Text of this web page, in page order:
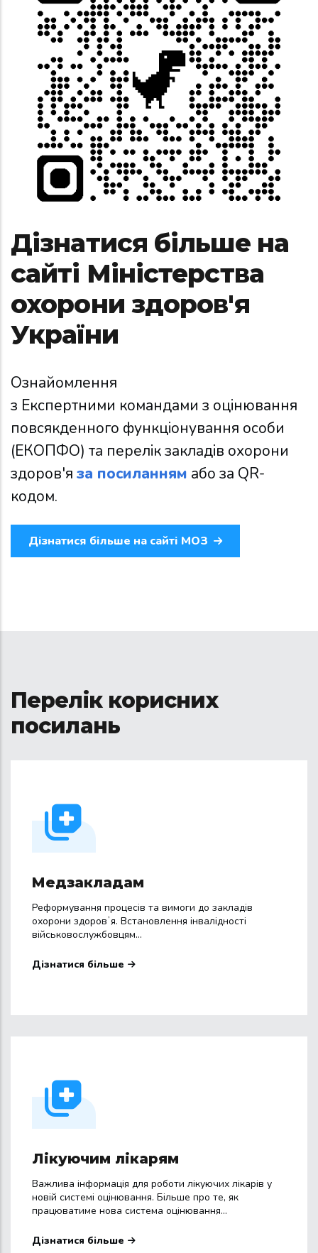
Дізнатися більше на
сайті Міністерства
охорони здоров'я
України
Ознайомлення
з Експертними командами з оцінювання
повсякденного функціонування особи
(ЕКОПФО) та перелік закладів охорони
здоров'я за посиланням або за QR-
кодом.
Дізнатися більше на сайті МОЗ
Перелік корисних
посилань
Медзакладам
Реформування процесів та вимоги до закладів
охорони здоровʼя. Встановлення інвалідності
військовослужбовцям...
Дізнатися більше
Лікуючим лікарям
Важлива інформація для роботи лікуючих лікарів у
новій системі оцінювання. Більше про те, як
працюватиме нова система оцінювання...
Дізнатися більше